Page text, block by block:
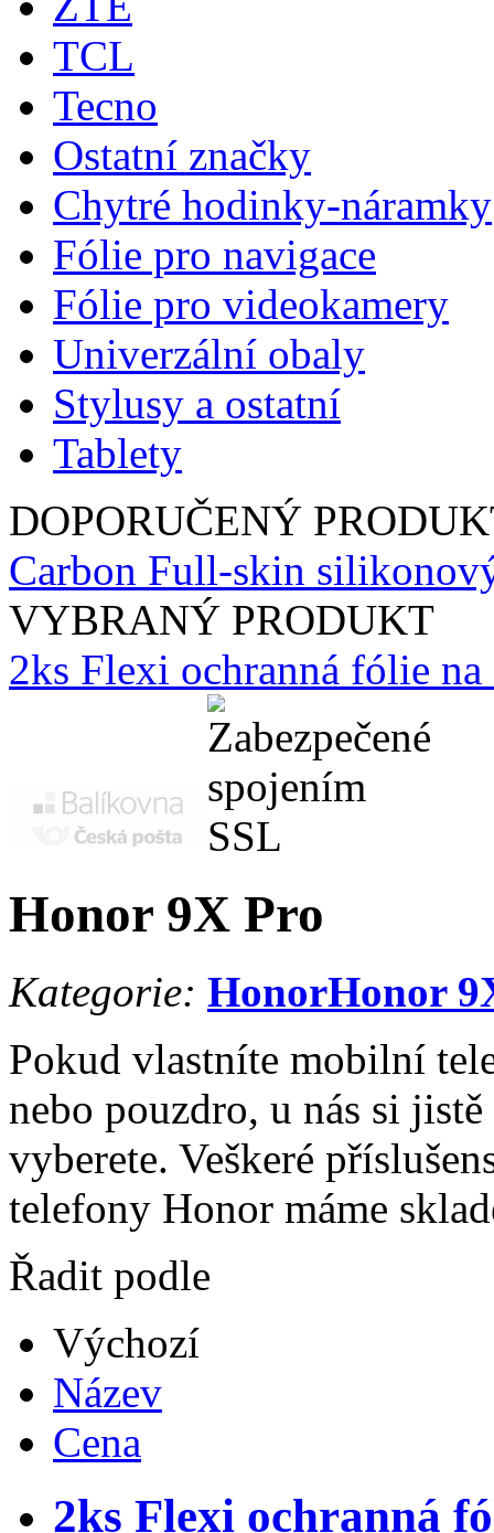
TCL
Tecno
Ostatní značky
Chytré hodinky-náramky
Fólie pro navigace
Fólie pro videokamery
Univerzální obaly
Stylusy a ostatní
Tablety
DOPORUČENÝ
Carbon Full-skin
VYBRANÝ PRODUKT
2ks Flexi ochranná fólie
Honor 9X Pro
Kategorie: HonorHonor
Pokud vlastníte mobilní
nebo pouzdro, u nás si
vyberete. Veškeré
telefony Honor máme
Řadit podle
Výchozí
Název
Cena
2ks Flexi ochranná